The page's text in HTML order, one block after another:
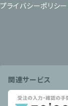
プライバシーポリシー
関連サービス